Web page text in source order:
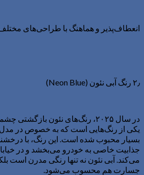
انعطاف‌پذیر و هماهنگ با طراحی‌های
۲٫ رنگ آبی نئون (Neon Blue)
در سال ۲۰۲۵، رنگ‌های نئون
یکی از رنگ‌هایی است که به خصوص در
بسیار محبوب شده است. این رنگ، با
جذابیت خاصی به خودرو می‌بخشد و در
می‌کند. آبی نئون نه تنها رنگی مدرن است
جسارت هم محسوب می‌شود.